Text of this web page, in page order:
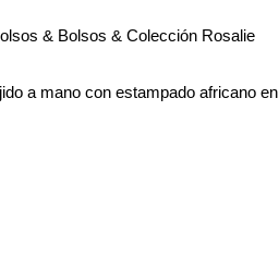
& Bolsos & Colección Rosalie